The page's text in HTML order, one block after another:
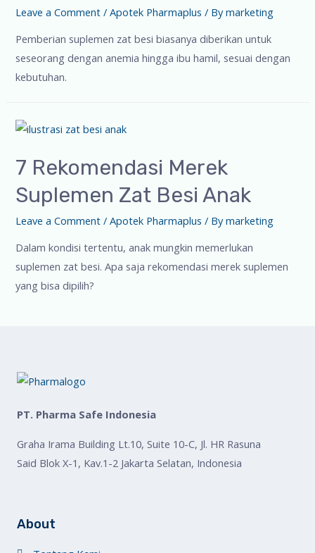
Leave a Comment /Apotek Pharmaplus / Bymarketing
Pemberian suplemen zat besi biasanya diberikan untuk
seseorang dengan anemia hingga ibu hamil, sesuai dengan
kebutuhan.
7 Rekomendasi Merek
Suplemen Zat Besi Anak
Leave a Comment /Apotek Pharmaplus / Bymarketing
Dalam kondisi tertentu, anak mungkin memerlukan
suplemen zat besi. Apa saja rekomendasi merek suplemen
yang bisa dipilih?
PT. Pharma Safe Indonesia
Graha Irama Building Lt.10, Suite 10-C, Jl. HR Rasuna
Said Blok X-1, Kav.1-2 Jakarta Selatan, Indonesia
About